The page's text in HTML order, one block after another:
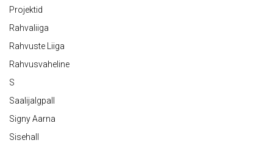
Projektid
Rahvaliiga
Rahvuste Liiga
Rahvusvaheline
S
Saalijalgpall
Signy Aarna
Sisehall